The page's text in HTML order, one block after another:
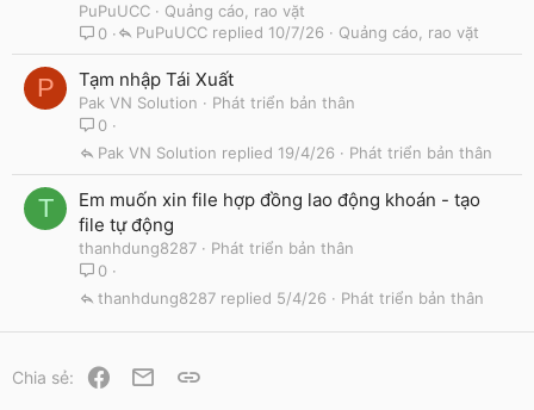
PuPuUCC
Quảng cáo, rao vặt
0
Quảng cáo, rao vặt
10/7/26
PuPuUCC
P Tạm nhập Tái Xuất
Pak VN Solution
Phát triển bản thân
0
Phát triển bản thân
19/4/26
Pak VN Solution
T
Em muốn xin file hợp đồng lao động khoán - tạo
file tự động
thanhdung8287
Phát triển bản thân
0
Phát triển bản thân
5/4/26
thanhdung8287
Chia sẻ: Facebook
Email